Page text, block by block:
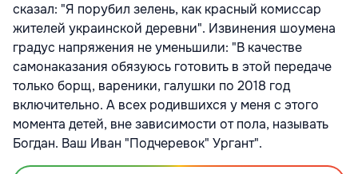
сказал: "Я порубил зелень, как красный комиссар
жителей украинской деревни". Извинения шоумена
градус напряжения не уменьшили: "В качестве
самонаказания обязуюсь готовить в этой передаче
только борщ, вареники, галушки по 2018 год
включительно. А всех родившихся у меня с этого
момента детей, вне зависимости от пола, называть
Богдан. Ваш Иван "Подчеревок" Ургант".